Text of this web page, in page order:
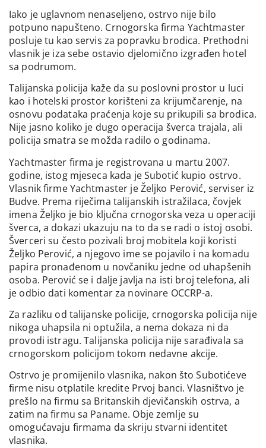
Iako je uglavnom nenaseljeno, ostrvo nije bilo
potpuno napušteno. Crnogorska firma Yachtmaster
posluje tu kao servis za popravku brodica. Prethodni
vlasnik je iza sebe ostavio djelomično izgrađen hotel
sa podrumom.
Talijanska policija kaže da su poslovni prostor u luci
kao i hotelski prostor korišteni za krijumčarenje, na
osnovu podataka praćenja koje su prikupili sa brodica.
Nije jasno koliko je dugo operacija šverca trajala, ali
policija smatra se možda radilo o godinama.
Yachtmaster firma je registrovana u martu 2007.
godine, istog mjeseca kada je Subotić kupio ostrvo.
Vlasnik firme Yachtmaster je Željko Perović, serviser iz
Budve. Prema riječima talijanskih istražilaca, čovjek
imena Željko je bio ključna crnogorska veza u operaciji
šverca, a dokazi ukazuju na to da se radi o istoj osobi.
Šverceri su često pozivali broj mobitela koji koristi
Željko Perović, a njegovo ime se pojavilo i na komadu
papira pronađenom u novčaniku jedne od uhapšenih
osoba. Perović se i dalje javlja na isti broj telefona, ali
je odbio dati komentar za novinare OCCRP-a.
Za razliku od talijanske policije, crnogorska policija nije
nikoga uhapsila ni optužila, a nema dokaza ni da
provodi istragu. Talijanska policija nije sarađivala sa
crnogorskom policijom tokom nedavne akcije.
Ostrvo je promijenilo vlasnika, nakon što Subotićeve
firme nisu otplatile kredite Prvoj banci. Vlasništvo je
prešlo na firmu sa Britanskih djevičanskih ostrva, a
zatim na firmu sa Paname. Obje zemlje su
omogućavaju firmama da skriju stvarni identitet
vlasnika.